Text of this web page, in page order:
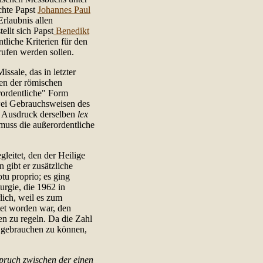
Papst Johannes Paul
allen
sich Papst Benedikt
Kriterien für den
werden sollen.
das in letzter
der römischen
Form
Gebrauchsweisen des
derselben lex
die außerordentliche
den der Heilige
gibt er zusätzliche
proprio; es ging
die 1962 in
weil es zum
worden war, den
zu regeln. Da die Zahl
zu können,
zwischen der einen